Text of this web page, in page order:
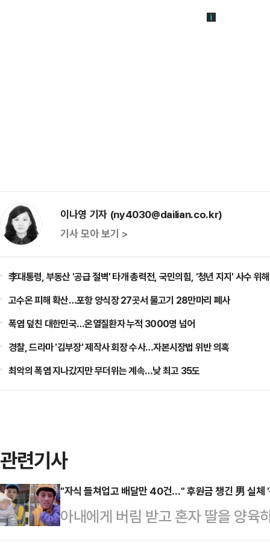
이나영 기자 (ny4030@dailian.co.kr)
기사 모아 보기 >
李대통령, 부동산 '공급 절벽' 타개 총력전, 국민의힘, '청년 지지' 사수 위
고수온 피해 확산…포항 양식장 27곳서 물고기 28만마리 폐사
폭염 덮친 대한민국…온열질환자 누적 3000명 넘어
경찰, 드라마 '김부장' 제작사 회장 수사…자본시장법 위반 의혹
최악의 폭염 지나갔지만 무더위는 계속…낮 최고 35도
관련기사
"자식 들쳐업고 배달만 40건…" 후원금 챙긴 男 실체
아내에게 버림 받고 혼자 딸을 양육
언서가 적발됐다.13일 사우스차이